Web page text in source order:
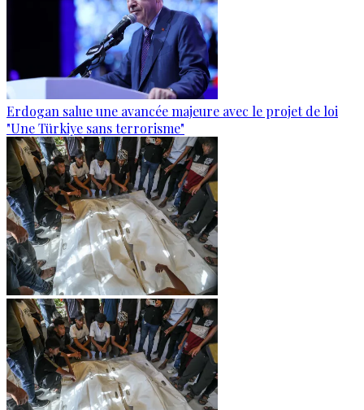
Erdogan salue une avancée majeure avec le projet de loi
"Une Türkiye sans terrorisme"